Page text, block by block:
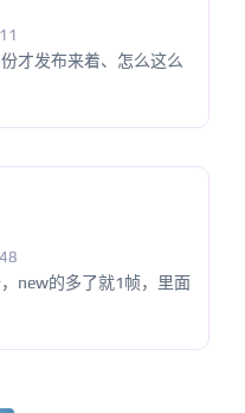
才发布来着、怎么这么
new的多了就1帧，里面